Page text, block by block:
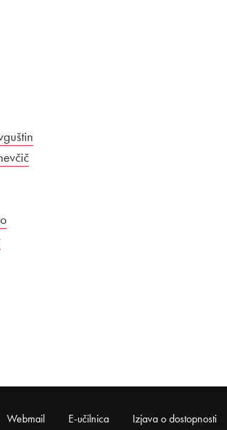
Webmail E-učilnica Izjava o dostopnosti